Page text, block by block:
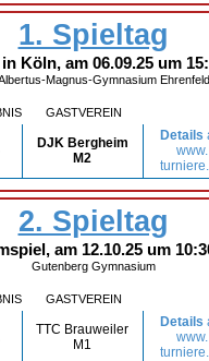
1. Spieltag
Köln, am 06.09.25 um
Magnus-Gymnasium
GASTVEREIN
DJK Bergheim
M2
Details
www.
2. Spieltag
am 12.10.25 um
Gutenberg Gymnasium
GASTVEREIN
TTC Brauweiler
M1
Details
www.